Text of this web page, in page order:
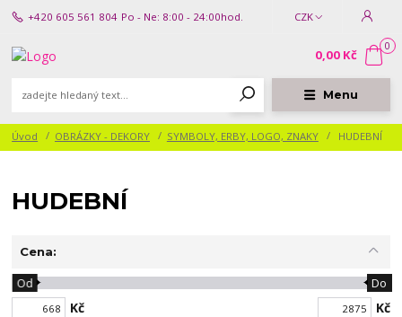
Menu
CZK
+420 605 561 804 Po - Ne: 8:00 - 24:00hod.
0
0,00 Kč
Úvod OBRÁZKY - DEKORY SYMBOLY, ERBY, LOGO, ZNAKY HUDEBNÍ
HUDEBNÍ
Cena:
Kč
Od Do
Kč